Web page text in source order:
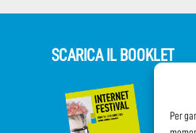
Per
SCARICA IL BOOKLET